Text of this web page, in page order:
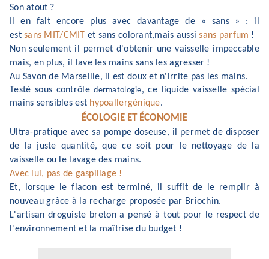
Son atout ?
Il en fait encore plus avec davantage de « sans »
: il
est sans MIT/CMIT et sans colorant,mais aussi sans parfum !
Non seu lement il permet d'obtenir une vaisselle impeccable
mais, en plus, il lave les mains sans les agresser !
Au Savon de Marseille, il est doux et n'irrite pas les mains.
Testé sous contrôledermatologie, ce liquide vaisselle spécial
mains sensibles est hypoallergénique.
ÉCOLOGIE ET ÉCONOMIE
Ultra-pratique avec sa pompe doseuse, il permet de disposer
de la juste quantité, que ce soit pour le nettoyage de
la
vaisselle ou le lavage des mains.
Avec lui, pas de gaspillage !
Et, lorsque le flacon est terminé, il suffit de le remplir à
nouveau grâce à la recharge proposée par Briochin.
L'artisan droguiste breton a pensé à tout pour le respect de
'environnement et la maîtrise du budget !